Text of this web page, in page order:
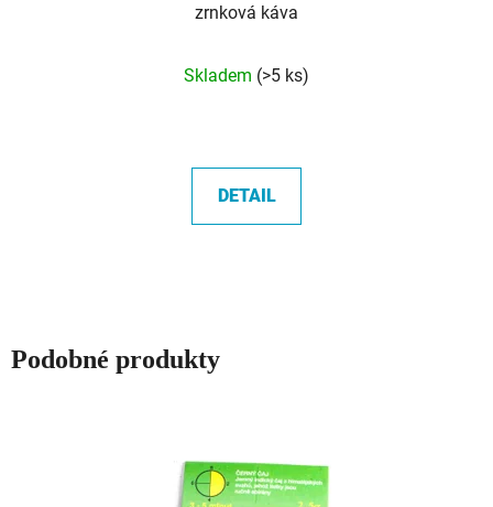
zrnková káva
hodnocení
5,0
z
Skladem (>5 ks)
DETAIL
Podobné produkty